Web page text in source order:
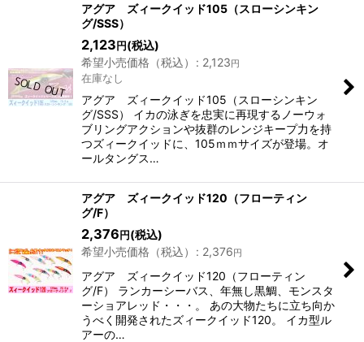
アグア ズィークイッド105（スローシンキン
グ/SSS）
2,123円(税込)
希望小売価格（税込）
: 2,123円
在庫なし
アグア ズィークイッド105（スローシンキン
グ/SSS） イカの泳ぎを忠実に再現するノーウォ
ブリングアクションや抜群のレンジキープ力を持
つズィークイッドに、105ｍｍサイズが登場。オ
ールタングス…
アグア ズィークイッド120（フローティン
グ/F）
2,376円(税込)
希望小売価格（税込）
: 2,376円
アグア ズィークイッド120（フローティン
グ/F） ランカーシーバス、年無し黒鯛、モンスタ
ーショアレッド・・・。 あの大物たちに立ち向か
うべく開発されたズィークイッド120。 イカ型ル
アーの…